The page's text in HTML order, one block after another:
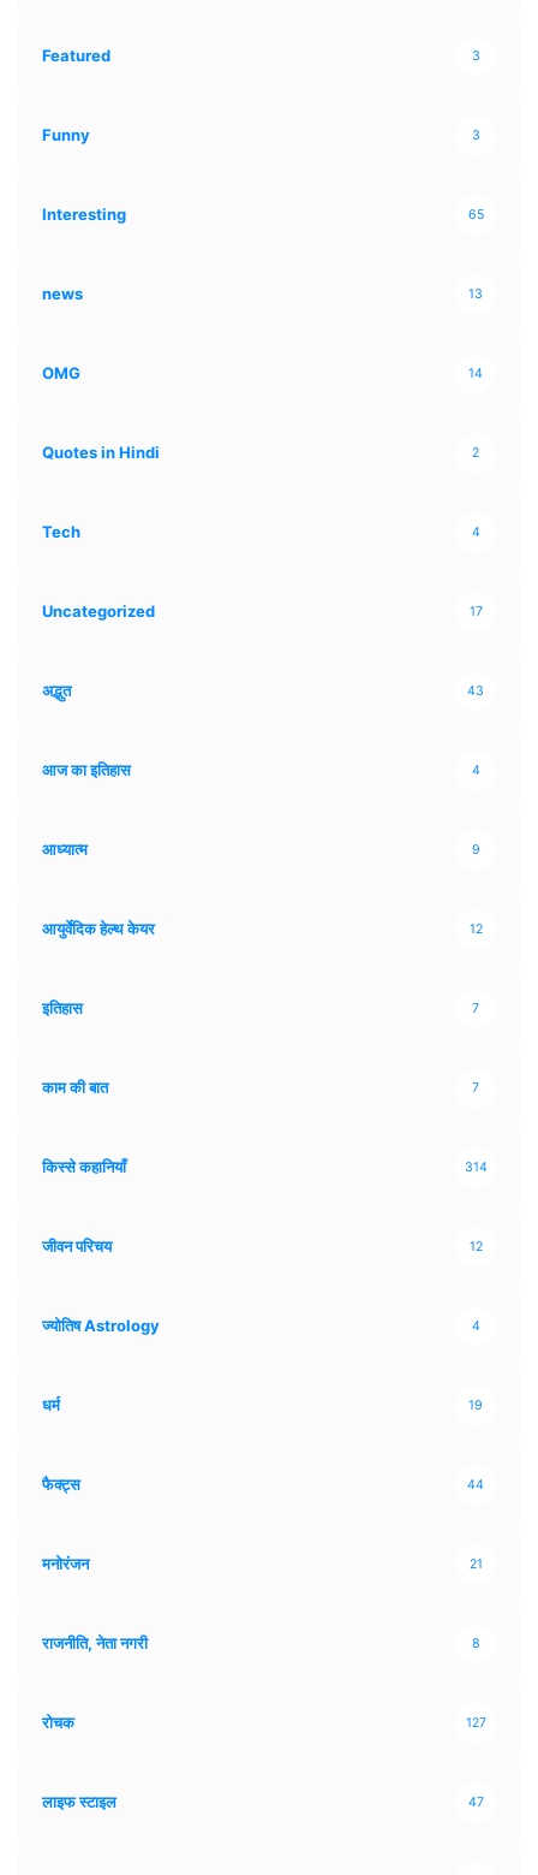
Featured 3
Funny 3
Interesting 65
news 13
OMG 14
Quotes in Hindi 2
Tech 4
Uncategorized 17
अद्भुत 43
आज का इतिहास 4
आध्यात्म 9
आयुर्वेदिक हेल्थ केयर 12
इतिहास 7
काम की बात 7
किस्से कहानियाँ 314
जीवन परिचय 12
ज्योतिष Astrology 4
धर्म 19
फैक्ट्स 44
मनोरंजन 21
राजनीति, नेता नगरी 8
रोचक 127
लाइफ स्टाइल 47